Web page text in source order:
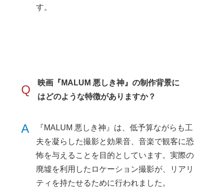
す。
Q
映画『MALUM 悪しき神』の制作背景に
はどのような特徴がありますか？
A
『MALUM 悪しき神』は、低予算ながらも工
夫を凝らした撮影と効果音、音楽で観客に恐
怖を与えることを目的としています。実際の
廃墟を利用したロケーション撮影が、リアリ
ティを持たせるために行われました。